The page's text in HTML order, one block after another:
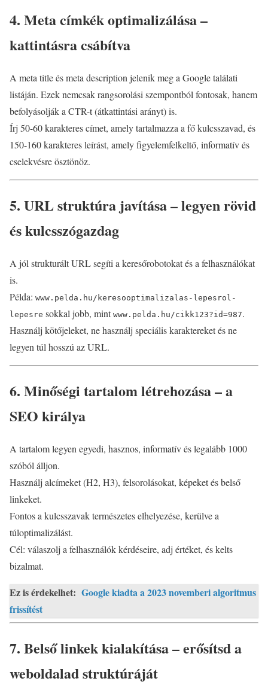
4. Meta címkék optimalizálása –
kattintásra csábítva
A meta title és meta description jelenik meg a Google találati
listáján. Ezek nemcsak rangsorolási szempontból fontosak, hanem
befolyásolják a CTR-t (átkattintási arányt) is.
Írj 50-60 karakteres címet, amely tartalmazza a fő kulcsszavad, és
150-160 karakteres leírást, amely figyelemfelkeltő, informatív és
cselekvésre ösztönöz.
5. URL struktúra javítása – legyen rövid
és kulcsszógazdag
A jól strukturált URL segíti a keresőrobotokat és a felhasználókat
is.
Példa: www.pelda.hu/keresooptimalizalas-lepesrol-
lepesre sokkal jobb, mint www.pelda.hu/cikk123?id=987.
Használj kötőjeleket, ne használj speciális karaktereket és ne
legyen túl hosszú az URL.
6. Minőségi tartalom létrehozása – a
SEO királya
A tartalom legyen egyedi, hasznos, informatív és legalább 1000
szóból álljon.
Használj alcímeket (H2, H3), felsorolásokat, képeket és belső
linkeket.
Fontos a kulcsszavak természetes elhelyezése, kerülve a
túloptimalizálást.
Cél: válaszolj a felhasználók kérdéseire, adj értéket, és kelts
bizalmat.
Ez is érdekelhet: Google kiadta a 2023 novemberi algoritmus
frissítést
7. Belső linkek kialakítása – erősítsd a
weboldalad struktúráját